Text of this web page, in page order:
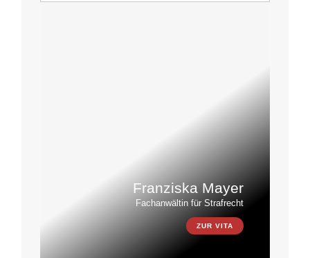
Franziska Mayer
Fachanwältin für Strafrecht
ZUR VITA